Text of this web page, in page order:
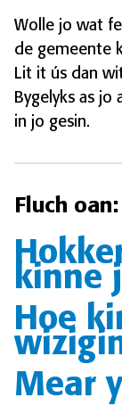
Wolle jo wat
de gemeente
Lit it ús dan
Bygelyks as
in jo gesin.
Fluch oan:
kinne
Hoe
Mear